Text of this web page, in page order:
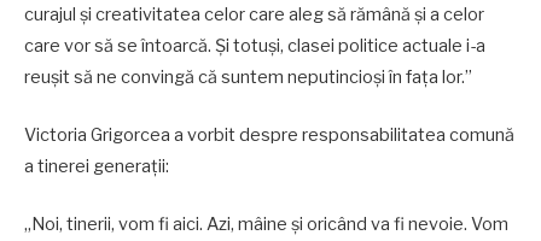
curajul și creativitatea celor care aleg să rămână și a celor
care vor să se întoarcă. Și totuși, clasei politice actuale i-a
reușit să ne convingă că suntem neputincioși în fața lor.”
Victoria Grigorcea a vorbit despre responsabilitatea comună
a tinerei generații:
„Noi, tinerii, vom fi aici. Azi, mâine și oricând va fi nevoie. Vom